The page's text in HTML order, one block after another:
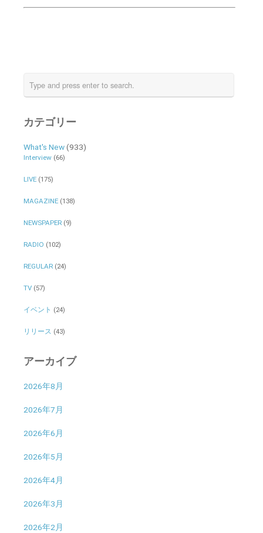
カテゴリー
What's New(933)
Interview(66)
LIVE(175)
MAGAZINE(138)
NEWSPAPER(9)
RADIO (102)
REGULAR(24)
TV(57)
イベント (24)
リリース (43)
アーカイブ
2026年8月
2026年7月
2026年6月
2026年5月
2026年4月
2026年3月
2026年2月